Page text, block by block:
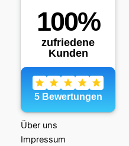
Über uns
Impressum